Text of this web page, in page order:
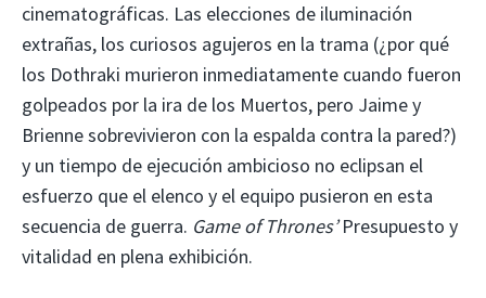
cinematográficas. Las elecciones de iluminación
extrañas, los curiosos agujeros en la trama (¿por qué
los Dothraki murieron inmediatamente cuando fueron
golpeados por la ira de los Muertos, pero Jaime y
Brienne sobrevivieron con la espalda contra la pared?)
y un tiempo de ejecución ambicioso no eclipsan el
esfuerzo que el elenco y el equipo pusieron en esta
secuencia de guerra. Game of Thrones’Presupuesto y
vitalidad en plena exhibición.